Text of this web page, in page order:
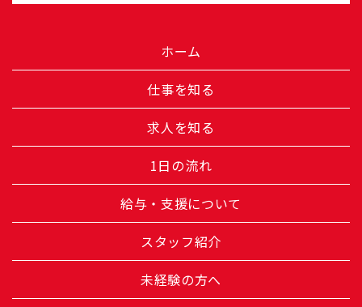
ホーム
仕事を知る
求人を知る
1日の流れ
給与・支援について
スタッフ紹介
未経験の方へ